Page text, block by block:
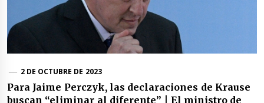
2 DE OCTUBRE DE 2023
Para Jaime Perczyk, las declaraciones de Krause
buscan “eliminar al diferente” | El ministro de